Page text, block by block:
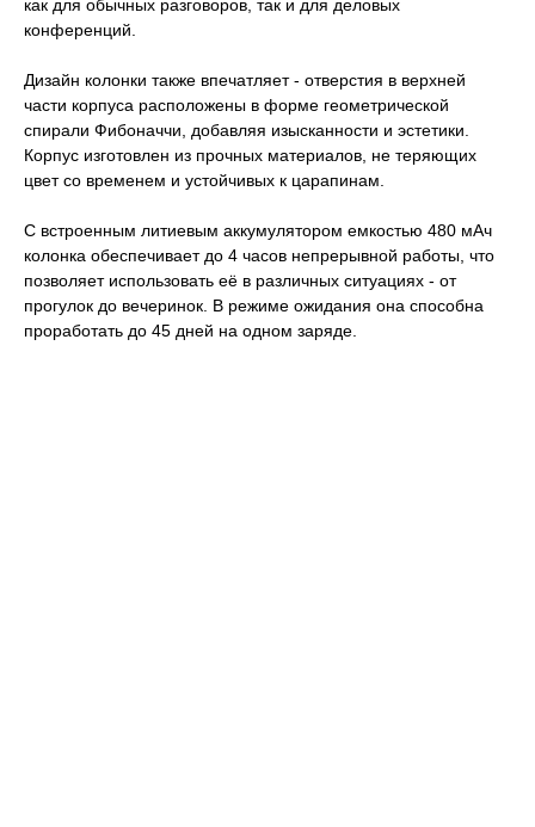
как для обычных разговоров, так и для деловых
конференций.
Дизайн колонки также впечатляет - отверстия в верхней
части корпуса расположены в форме геометрической
спирали Фибоначчи, добавляя изысканности и эстетики.
Корпус изготовлен из прочных материалов, не теряющих
цвет со временем и устойчивых к царапинам.
С встроенным литиевым аккумулятором емкостью 480 мАч
колонка обеспечивает до 4 часов непрерывной работы, что
позволяет использовать её в различных ситуациях - от
прогулок до вечеринок. В режиме ожидания она способна
проработать до 45 дней на одном заряде.